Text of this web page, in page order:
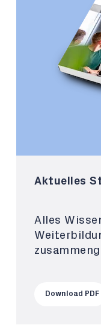
Aktuelles
Alles
Download PDF